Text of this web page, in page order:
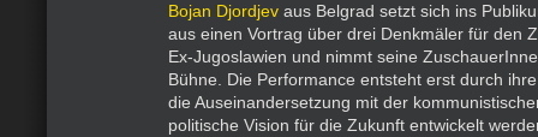
Bojan Djordjev aus Belgrad setzt sich ins
aus einen Vortrag über drei Denkmäler für den
Ex-Jugoslawien und nimmt seine
Bühne. Die Performance entsteht erst durch
die Auseinandersetzung mit der
politische Vision für die Zukunft entwickelt